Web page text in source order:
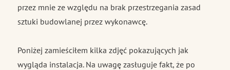
przez mnie ze względu na brak przestrzegania zasad
sztuki budowlanej przez wykonawcę.
Poniżej zamieściłem kilka zdjęć pokazujących jak
wygląda instalacja. Na uwagę zasługuje fakt, że po